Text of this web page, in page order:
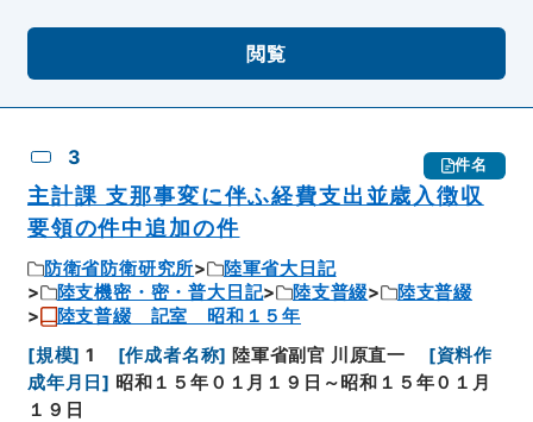
閲覧
3 件名
主計課 支那事変に伴ふ経費支出並歳入徴収
要領の件中追加の件
防衛省防衛研究所
陸軍省大日記
陸支機密・密・普大日記
陸支普綴
陸支普綴
陸支普綴 記室 昭和１５年
[規模] 1 [作成者名称] 陸軍省副官 川原直一 [資料作
成年月日] 昭和１５年０１月１９日～昭和１５年０１月
１９日